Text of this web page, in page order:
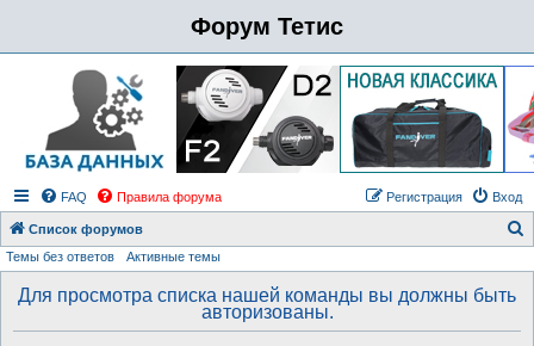
Форум Тетис
FAQ Правила форума Вход
Регистрация
Список форумов
Темы без ответов Активные темы
Для просмотра списка нашей команды вы должны быть
авторизованы.